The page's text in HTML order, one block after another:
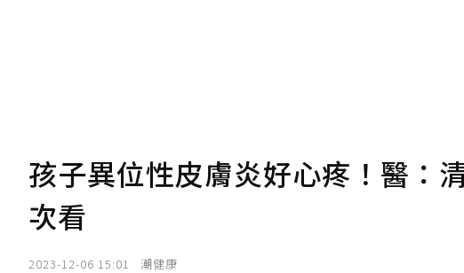
孩子異位性皮膚炎好心疼！醫：
次看
2023-12-06 15:01 潮健康